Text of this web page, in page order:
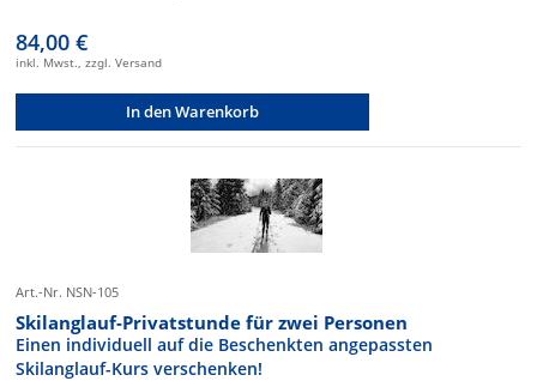
84,00 €
inkl. Mwst., zzgl. Versand
In den Warenkorb
Art.-Nr. NSN-105
Skilanglauf-Privatstunde für zwei Personen
Einen individuell auf die Beschenkten angepassten
Skilanglauf-Kurs verschenken!